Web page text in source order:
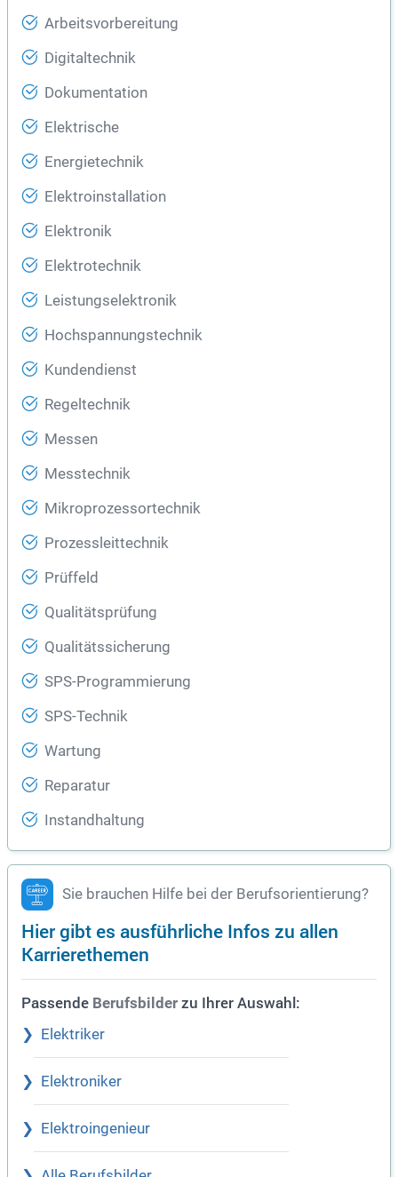
Arbeitsvorbereitung
Digitaltechnik
Dokumentation
Elektrische
Energietechnik
Elektroinstallation
Elektronik
Elektrotechnik
Leistungselektronik
Hochspannungstechnik
Kundendienst
Regeltechnik
Messen
Messtechnik
Mikroprozessortechnik
Prozessleittechnik
Prüffeld
Qualitätsprüfung
Qualitätssicherung
SPS-Programmierung
SPS-Technik
Wartung
Reparatur
Instandhaltung
Sie brauchen Hilfe bei der Berufsorientierung?
Hier gibt es ausführliche Infos zu allen
Karrierethemen
Passende Berufsbilder zu Ihrer Auswahl:
Elektriker
Elektroniker
Elektroingenieur